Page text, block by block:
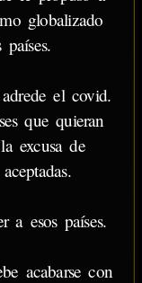
globalizado
el covid.
que quieran
excusa de
a esos países.
acabarse con